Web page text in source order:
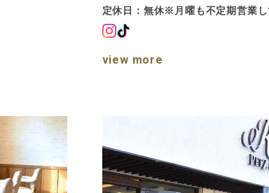
定休日：無休※月曜も不定期営業し
view more